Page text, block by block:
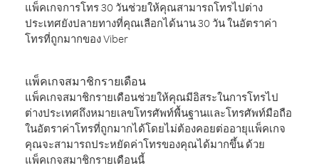
แพ็คเกจการโทร 30 วันช่วยให้คุณสามารถโทรไปต่าง
ประเทศยังปลายทางที่คุณเลือกได้นาน 30 วัน ในอัตราค่า
โทรที่ถูกมากของ Viber
แพ็คเกจสมาชิกรายเดือน
แพ็คเกจสมาชิกรายเดือนช่วยให้คุณมีอิสระในการโทรไป
ต่างประเทศถึงหมายเลขโทรศัพท์พื้นฐานและโทรศัพท์มือถือ
ในอัตราค่าโทรที่ถูกมากได้โดยไม่ต้องคอยต่ออายุแพ็คเกจ
คุณจะสามารถประหยัดค่าโทรของคุณได้มากขึ้น ด้วย
แพ็คเกจสมาชิกรายเดือนนี้